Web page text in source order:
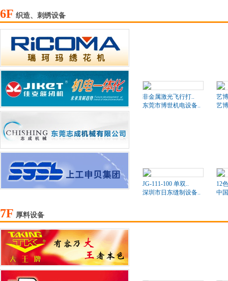
6F 织造、刺绣设备
非金属激光飞行打..
东莞市博世机电设备..
艺
艺
JG-111-100 单双..
深圳市日东缝制设备..
12
中
7F 厚料设备